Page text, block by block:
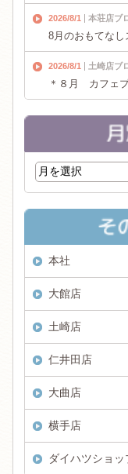
2026/8/1 本荘店ブ
8月のおもてなし
2026/8/1 土崎店ブ
＊８月 カフェ
本社
大館店
土崎店
仁井田店
大曲店
横手店
ダイハツショッ